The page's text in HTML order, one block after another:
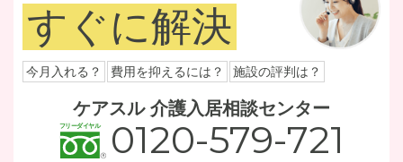
すぐに解決
今月入れる？ 費用を抑えるには？ 施設の評判は？
ケアスル 介護入居相談センター
0120-579-721